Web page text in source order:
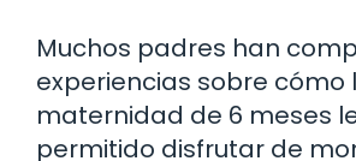
Muchos padres han
experiencias sobre cómo
maternidad de 6 meses
permitido disfrutar de